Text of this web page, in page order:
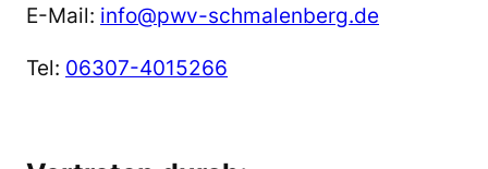
E-Mail: info@pwv-schmalenberg.de
Tel: 06307-4015266